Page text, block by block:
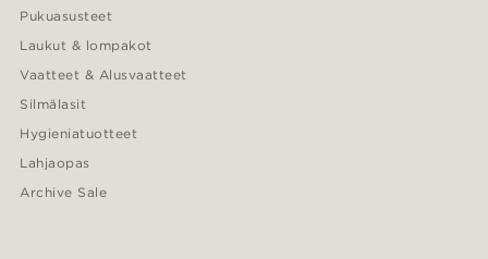
Pukuasusteet
Laukut & lompakot
Vaatteet & Alusvaatteet
Silmälasit
Hygieniatuotteet
Lahjaopas
Archive Sale